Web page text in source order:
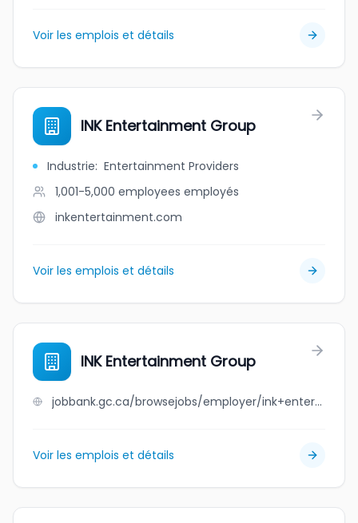
Voir les emplois et détails
INK Entertainment Group
Industrie: Entertainment Providers
1,001-5,000 employees employés
inkentertainment.com
Voir les emplois et détails
INK Entertainment Group
jobbank.gc.ca/browsejobs/employer/ink+entertainment+group/ca
Voir les emplois et détails